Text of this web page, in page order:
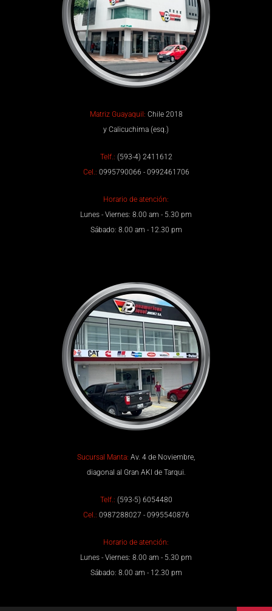
Matriz Guayaquil: Chile 2018
y Calicuchima (esq.)
Telf.: (593-4) 2411612
Cel.: 0995790066 - 0992461706
Horario de atención:
Lunes - Viernes: 8.00 am - 5.30 pm
Sábado: 8.00 am - 12.30 pm
Sucursal Manta: Av. 4 de Noviembre,
diagonal al Gran AKI de Tarqui.
Telf.: (593-5) 6054480
Cel.: 0987288027 - 0995540876
Horario de atención:
Lunes - Viernes: 8.00 am - 5.30 pm
Sábado: 8.00 am - 12.30 pm